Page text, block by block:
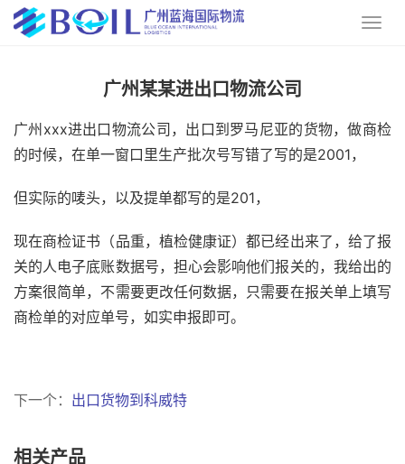
广州某某进出口物流公司
广州xxx进出口物流公司，出口到罗马尼亚的货物，做商检
的时候，在单一窗口里生产批次号写错了写的是2001，
但实际的唛头，以及提单都写的是201，
现在商检证书（品重，植检健康证）都已经出来了，给了报
关的人电子底账数据号，担心会影响他们报关的，我给出的
方案很简单，不需要更改任何数据，只需要在报关单上填写
商检单的对应单号，如实申报即可。
下一个： 出口货物到科威特
相关产品